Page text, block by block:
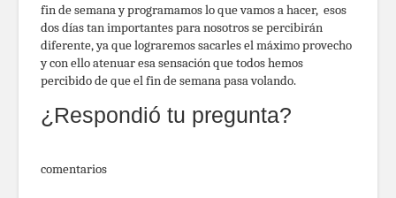
fin de semana y programamos lo que vamos a hacer, esos
dos días tan importantes para nosotros se percibirán
diferente, ya que lograremos sacarles el máximo provecho
y con ello atenuar esa sensación que todos hemos
percibido de que el fin de semana pasa volando.
¿Respondió tu pregunta?
comentarios